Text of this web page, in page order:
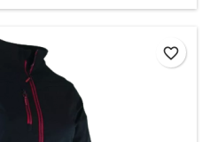
favorite_border